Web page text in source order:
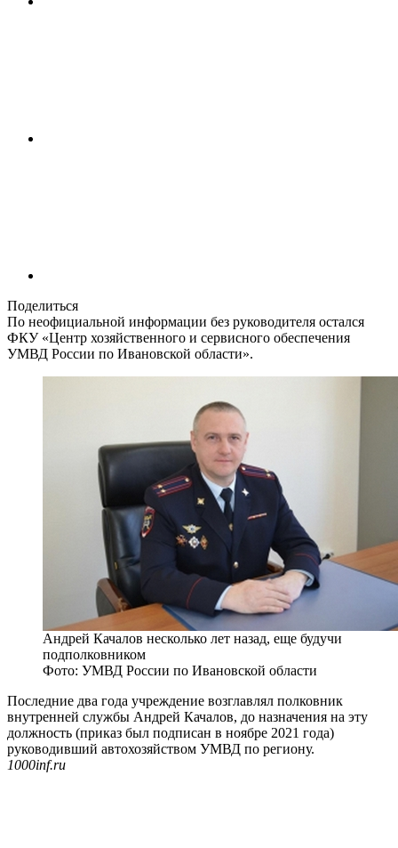
Поделиться
По неофициальной информации без руководителя остался
ФКУ «Центр хозяйственного и сервисного обеспечения
УМВД России по Ивановской области».
Андрей Качалов несколько лет назад, еще будучи
подполковником
Фото: УМВД России по Ивановской области
Последние два года учреждение возглавлял полковник
внутренней службы Андрей Качалов, до назначения на эту
должность (приказ был подписан в ноябре 2021 года)
руководивший автохозяйством УМВД по региону.
1000inf.ru